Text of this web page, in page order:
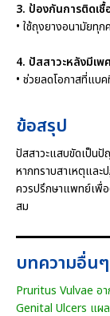
3. ป้องกันการติดเ
• ใช้ถุงยางอนามัยทุ
4. ปัสสาวะหลังมีเ
• ช่วยลดโอกาสที่แบค
ข้อสรุป
ปัสสาวะแสบขัดเป็น
หากทราบสาเหตุและ
ควรปรึกษาแพทย์เพื่อ
สม
บทความอื่น
Pruritus Vulvae อ
Genital Ulcers แผ